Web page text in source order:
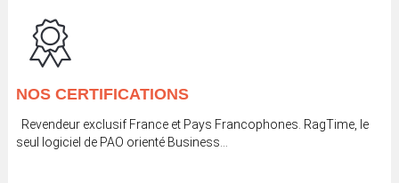
NOS CERTIFICATIONS
Revendeur exclusif France et Pays Francophones. RagTime, le
seul logiciel de PAO orienté Business...